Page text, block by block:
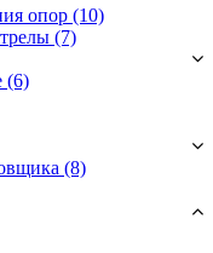
опор (10)
(7)
(6)
(8)